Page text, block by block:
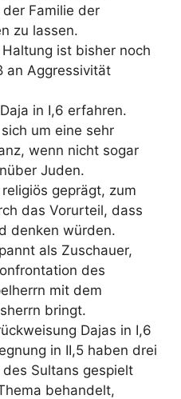
Familie der
zu lassen.
ist bisher noch
an Aggressivität
in I,6 erfahren.
um eine sehr
wenn nicht sogar
Juden.
geprägt, zum
das Vorurteil, dass
denken würden.
als Zuschauer,
des
mit dem
bringt.
Dajas in I,6
in II,5 haben drei
Sultans gespielt
behandelt,